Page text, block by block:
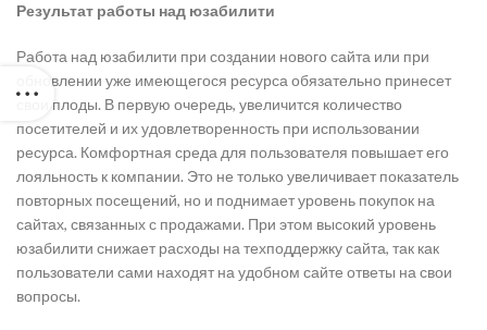
Результат работы над юзабилити
Работа над юзабилити при создании нового сайта или при
обновлении уже имеющегося ресурса обязательно принесет
свои плоды. В первую очередь, увеличится количество
посетителей и их удовлетворенность при использовании
ресурса. Комфортная среда для пользователя повышает его
лояльность к компании. Это не только увеличивает показатель
повторных посещений, но и поднимает уровень покупок на
сайтах, связанных с продажами. При этом высокий уровень
юзабилити снижает расходы на техподдержку сайта, так как
пользователи сами находят на удобном сайте ответы на свои
вопросы.